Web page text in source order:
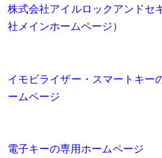
株式会社アイルロックアンドセ
社メインホームページ）
イモビライザー・スマートキー
ームページ
電子キーの専用ホームページ